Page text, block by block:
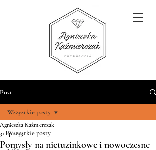
Post
Wszystkie posty
Wszystkie posty
Pomysły na nietuzinkowe i nowoczesne
Agnieszka Kaźmierczak
31 lip 2023